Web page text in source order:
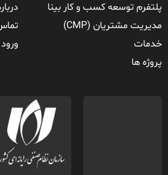
پلتفرم توسعه کسب و کار بینا
مدیریت مشتریان (CMP)
خدمات
پروژه ها